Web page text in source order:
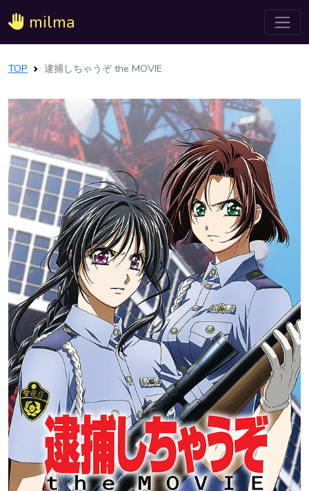
milma
TOP 逮捕しちゃうぞ the MOVIE